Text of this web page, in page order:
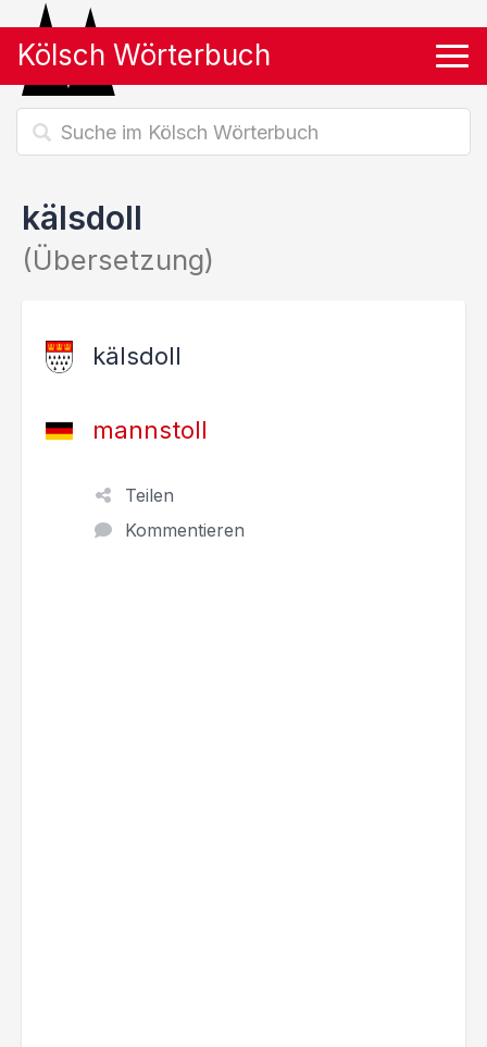
Kölsch Wörterbuch
kälsdoll
(Übersetzung)
kälsdoll
mannstoll
Teilen
Kommentieren